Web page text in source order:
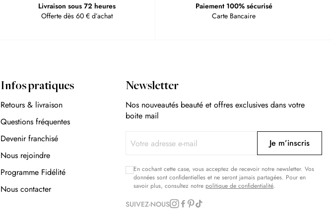
Livraison sous 72 heures
Offerte dès 60 € d’achat
Paiement 100% sécurisé
Carte Bancaire
Infos pratiques
Retours & livraison
Questions fréquentes
Devenir franchisé
Nous rejoindre
Programme Fidélité
Nous contacter
Newsletter
Nos nouveautés beauté et offres exclusives dans votre
boite mail
Je m’inscris
En cochant cette case, vous acceptez de recevoir notre newsletter. Vos
données sont confidentielles et ne seront jamais partagées. Pour en
savoir plus, consultez notre politique de confidentialité.
SUIVEZ-NOUS